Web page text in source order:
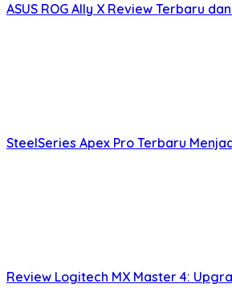
ASUS ROG Ally X Review Terbaru
SteelSeries Apex Pro Terbaru
Review Logitech MX Master 4: